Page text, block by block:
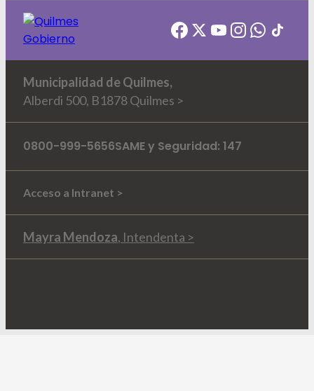
Municipalidad de Quilmes,
Alberdi 500, B1878 Quilmes >
0800-999-5656SAME y Seguridad: 147
Acceso a Intranet >
Mayra Mendoza, Intendenta >